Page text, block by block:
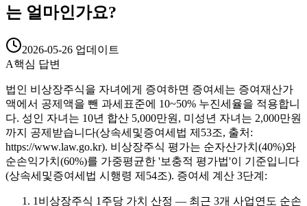
는 얼마인가요?
2026-05-26 업데이트
A핵심 답변
법인 비상장주식을 자녀에게 증여하면 증여세는 증여재산가
액에서 공제액을 뺀 과세표준에 10~50% 누진세율을 적용합니
다. 성인 자녀는 10년 합산 5,000만원, 미성년 자녀는 2,000만원
까지 공제받습니다(상속세및증여세법 제53조, 출처:
https://www.law.go.kr). 비상장주식 평가는 순자산가치(40%)와
순손익가치(60%)를 가중평균한 '보충적 평가법'이 기준입니다
(상속세및증여세법 시행령 제54조). 증여세 계산 3단계:
1 비상장주식 1주당 가치 산정 — 최근 3개 사업연도 순손